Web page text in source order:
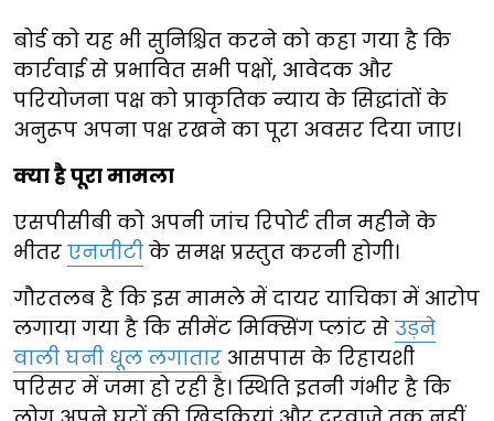
बोर्ड को यह भी सुनिश्चित करने को कहा गया है कि
कार्रवाई से प्रभावित सभी पक्षों, आवेदक और
परियोजना पक्ष को प्राकृतिक न्याय के सिद्धांतों के
अनुरूप अपना पक्ष रखने का पूरा अवसर दिया जाए।
क्या है पूरा मामला
एसपीसीबी को अपनी जांच रिपोर्ट तीन महीने के
भीतर एनजीटी के समक्ष प्रस्तुत करनी होगी।
गौरतलब है कि इस मामले में दायर याचिका में आरोप
लगाया गया है कि सीमेंट मिक्सिंग प्लांट से उड़ने
वाली घनी धूल लगातार आसपास के रिहायशी
परिसर में जमा हो रही है। स्थिति इतनी गंभीर है कि